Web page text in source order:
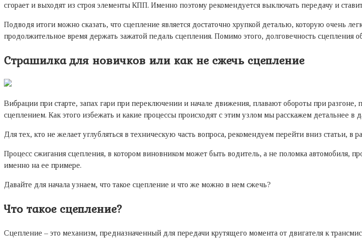
сгорает и выходят из строя элементы КПП. Именно поэтому рекомендуется выключать передачу и
Подводя итоги можно сказать, что сцепление является достаточно хрупкой деталью, которую очень
продолжительное время держать зажатой педаль сцепления. Помимо этого, долговечность сцепления
Страшилка для новичков или как не сжечь сцепление
Вибрации при старте, запах гари при переключении и начале движения, плавают обороты при разгоне,
сцеплением. Как этого избежать и какие процессы происходят с этим узлом мы расскажем детальнее в
Для тех, кто не желает углубляться в техническую часть вопроса, рекомендуем перейти вниз статьи, в
Процесс сжигания сцепления, в котором виновником может быть водитель, а не поломка автомобиля,
именно на ее примере.
Давайте для начала узнаем, что такое сцепление и что же можно в нем сжечь?
Что такое сцепление?
Сцепление – это механизм, предназначенный для передачи крутящего момента от двигателя к